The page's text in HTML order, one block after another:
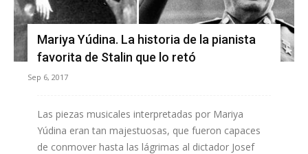
Mariya Yúdina. La historia de la pianista
favorita de Stalin que lo retó
Sep 6, 2017
Las piezas musicales interpretadas por Mariya
Yúdina eran tan majestuosas, que fueron capaces
de conmover hasta las lágrimas al dictador Josef